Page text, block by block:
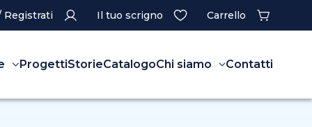
Registrati Il tuo scrigno Carrello
ProgettiStorieCatalogoChi siamo Contatti